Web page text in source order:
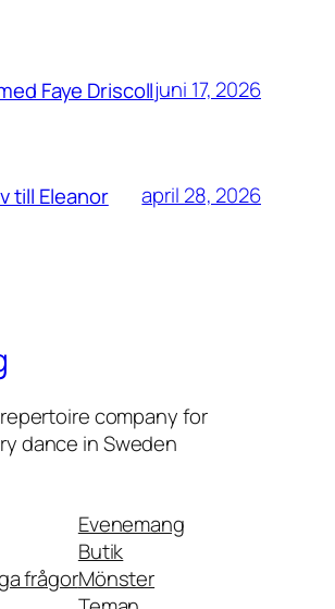
Faye Driscolljuni 17, 2026
till Eleanor april 28, 2026
company for
dance in Sweden
frågor
Evenemang
Butik
Mönster